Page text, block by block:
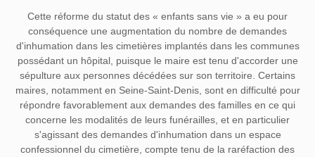
Cette réforme du statut des « enfants sans vie » a eu pour
conséquence une augmentation du nombre de demandes
d'inhumation dans les cimetières implantés dans les communes
possédant un hôpital, puisque le maire est tenu d'accorder une
sépulture aux personnes décédées sur son territoire. Certains
maires, notamment en Seine-Saint-Denis, sont en difficulté pour
répondre favorablement aux demandes des familles en ce qui
concerne les modalités de leurs funérailles, et en particulier
s'agissant des demandes d'inhumation dans un espace
confessionnel du cimetière, compte tenu de la raréfaction des